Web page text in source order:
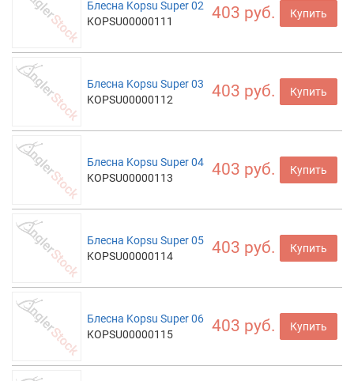
Блесна Kopsu Super 02
KOPSU00000111
403 руб. Купить
Блесна Kopsu Super 03
KOPSU00000112
403 руб. Купить
Блесна Kopsu Super 04
KOPSU00000113
403 руб. Купить
Блесна Kopsu Super 05
KOPSU00000114
403 руб. Купить
Блесна Kopsu Super 06
KOPSU00000115
403 руб. Купить